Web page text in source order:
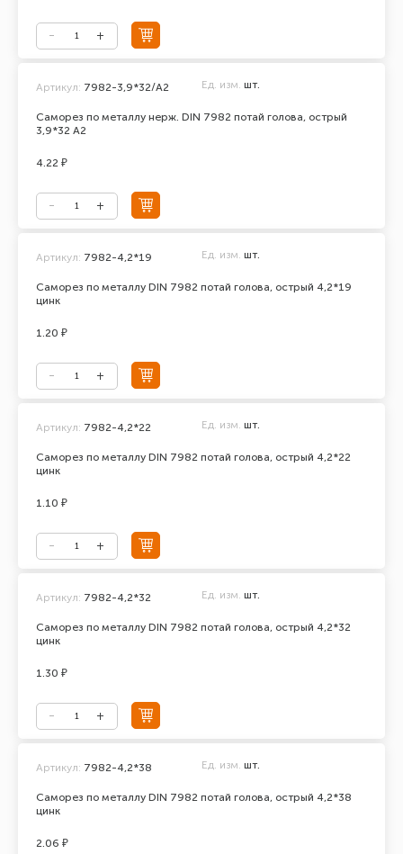
Саморез по металлу нерж. DIN 7982 потай голова, острый
3,9*32 А2
Артикул: 7982-3,9*32/А2 Ед. изм. шт.
4.22 ₽
Саморез по металлу DIN 7982 потай голова, острый 4,2*19
цинк
Артикул: 7982-4,2*19 Ед. изм. шт.
1.20 ₽
Саморез по металлу DIN 7982 потай голова, острый 4,2*22
цинк
Артикул: 7982-4,2*22 Ед. изм. шт.
1.10 ₽
Саморез по металлу DIN 7982 потай голова, острый 4,2*32
цинк
Артикул: 7982-4,2*32 Ед. изм. шт.
1.30 ₽
Саморез по металлу DIN 7982 потай голова, острый 4,2*38
цинк
Артикул: 7982-4,2*38 Ед. изм. шт.
2.06 ₽